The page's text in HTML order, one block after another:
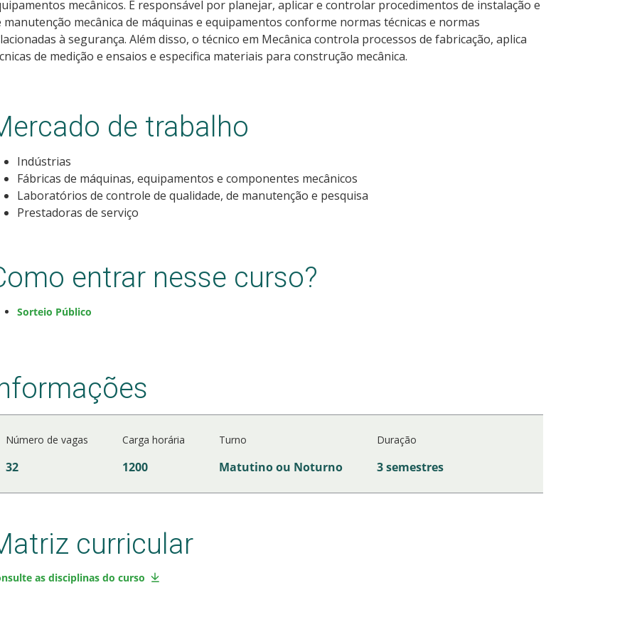
mecânicos. É responsável por planejar, aplicar e controlar procedimentos de instalação e
manutenção mecânica de máquinas e equipamentos conforme normas técnicas e normas
à segurança. Além disso, o técnico em Mecânica controla processos de fabricação, aplica
de medição e ensaios e especifica materiais para construção mecânica.
de trabalho
Indústrias
Fábricas de máquinas, equipamentos e componentes mecânicos
Laboratórios de controle de qualidade, de manutenção e pesquisa
Prestadoras de serviço
entrar nesse curso?
Sorteio Público
Número de vagas Carga horária Turno Duração
32 1200 Matutino ou Noturno 3 semestres
curricular
as disciplinas do curso